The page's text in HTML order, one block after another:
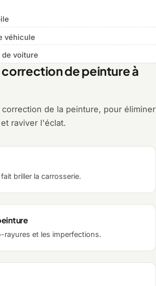
véhicule
voiture
de peinture à
de la peinture, pour éliminer
raviver l'éclat.
briller la carrosserie.
rayures et les imperfections.